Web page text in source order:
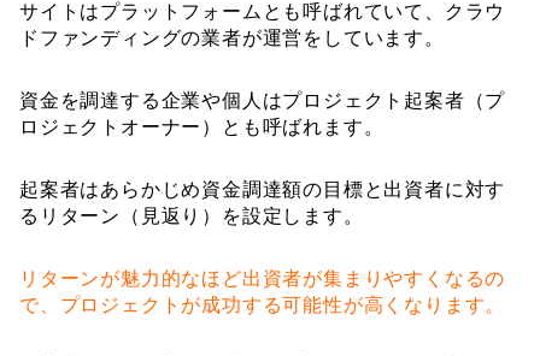
サイトはプラットフォームとも呼ばれていて、クラウ
ドファンディングの業者が運営をしています。
資金を調達する企業や個人はプロジェクト起案者（プ
ロジェクトオーナー）とも呼ばれます。
起案者はあらかじめ資金調達額の目標と出資者に対す
るリターン（見返り）を設定します。
リターンが魅力的なほど出資者が集まりやすくなるの
で、プロジェクトが成功する可能性が高くなります。